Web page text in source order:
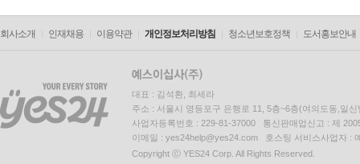
회사소개 인재채용 이용약관 개인정보처리방침 청소년보호정책 도서홍보안내
대표 : 김석환, 최세라
주소 : 서울시 영등포구 은행로 11, 5층~6층(여의도동,일신
사업자등록번호 : 229-81-37000 통신판매업신고 : 제
이메일 : yes24help@yes24.com 호스팅 서비스사업자 :
Copyright ⓒ YES24 Corp. All Rights Reserved.